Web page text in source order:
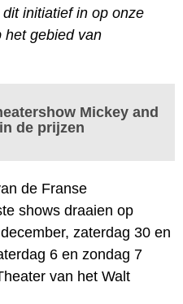
initiatief in op onze
het gebied van
Mickey and
de prijzen
de Franse
shows draaien op
zaterdag 30 en
6 en zondag 7
van het Walt